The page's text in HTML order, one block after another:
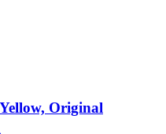
Original